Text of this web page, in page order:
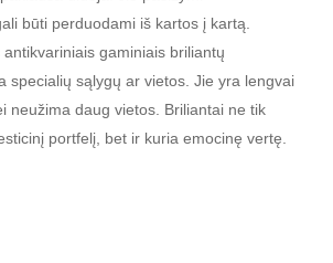
būti perduodami iš kartos į kartą.
gaminiais briliantų
specialių sąlygų ar vietos. Jie yra lengvai
neužima daug vietos. Briliantai ne tik
portfelį, bet ir kuria emocinę vertę.